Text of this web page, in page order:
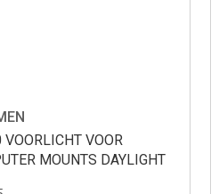
VOORLICHT VOOR
MOUNTS DAYLIGHT